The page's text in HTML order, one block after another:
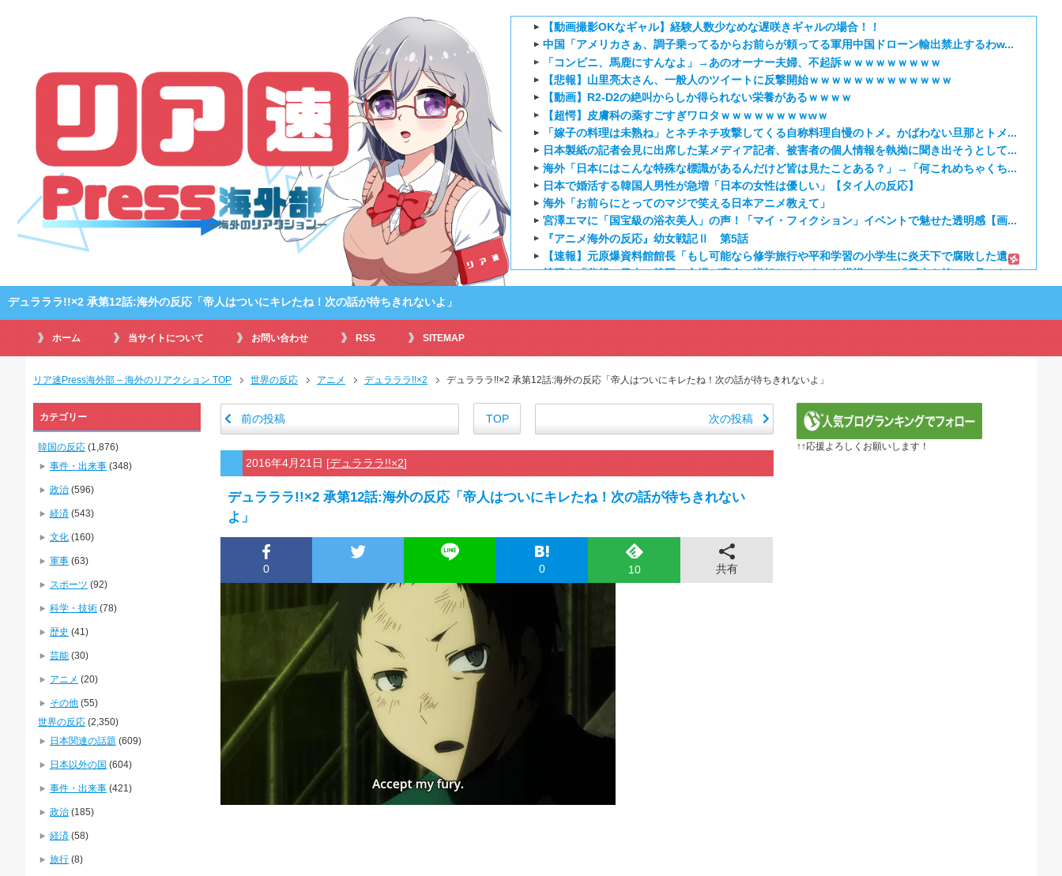
【動画撮影OKなギャル】経験人数少なめな遅咲きギャルの場合！！
中国「アメリカさぁ、調子乗ってるからお前らが頼ってる軍用中国ドローン輸出禁止するわw...
「コンビニ、馬鹿にすんなよ」→あのオーナー夫婦、不起訴ｗｗｗｗｗｗｗｗｗ
【悲報】山里亮太さん、一般人のツイートに反撃開始ｗｗｗｗｗｗｗｗｗｗｗｗｗ
【動画】R2-D2の絶叫からしか得られない栄養があるｗｗｗｗ
【超愕】皮膚科の薬すごすぎワロタｗｗｗｗｗｗｗｗwｗ
「嫁子の料理は未熟ね」とネチネチ攻撃してくる自称料理自慢のトメ。かばわない旦那とトメ...
日本製紙の記者会見に出席した某メディア記者、被害者の個人情報を執拗に聞き出そうとして...
海外「日本にはこんな特殊な標識があるんだけど皆は見たことある？」→「何これめちゃくち...
日本で婚活する韓国人男性が急増「日本の女性は優しい」【タイ人の反応】
海外「お前らにとってのマジで笑える日本アニメ教えて」
宮澤エマに「国宝級の浴衣美人」の声！「マイ・フィクション」イベントで魅せた透明感【画...
『アニメ海外の反応』幼女戦記Ⅱ 第5話
【速報】元原爆資料館館長「もし可能なら修学旅行や平和学習の小学生に炎天下で腐敗した遺...
韓国人「悲報：日本と韓国の立場が完全に逆転してしまった模様…」→「日本を笑って見てた...
海外の反応【HUNTER×HUNTER】第416話感想「おいおい、文字が少なくてスッ...
『アニメ海外の反応』無職転生Ⅲ ～異世界行ったら本気だす～（3期） 第6話
海外の反応アニメ【BLEACH 千年血戦篇-禍進譚-】第42話感想「この言葉を聞ける...
海外「今期のダークホース」2026年夏アニメ海外人気ランキング（4週目）
外国人「ジャンプ公式から謎の動画がまもなく公開される模様」→「まさか本当にくるのか？...
155cm55kgの女性の食事より243cm120kgのダチョウの食事の方がヘルシー...
舌を絡ませて、唾液交換して── ちゅっちゅしながらの濃厚エッ画像♪
舌を絡ませて、唾液交換して── ちゅっちゅしながらの濃厚エッ画像♪
海外「日本よ、お前がナンバーワンだ」 熊本地震直後の日本の対応のスピードに世界が衝撃
正直ザ・ビートルズって過大評価されすぎじゃねないか？
ハードオフに売っていた4万4000円のフィギュアがヤバすぎるｗｗｗｗｗｗ「こんな高い...
【閲覧注意】俺が近くにいると機械が壊れるんだけどさ
デュラララ!!×2 承第12話:海外の反応「帝人はついにキレたね！次の話が待ちきれないよ」
ホーム 当サイトについて お問い合わせ RSS SITEMAP
リア速Press海外部 – 海外のリアクション TOP 世界の反応 アニメ デュラララ!!×2 デュラララ!!×2 承第12話:海外の反応「帝人はついにキレたね！次の話が待ちきれないよ」
前の投稿 TOP 次の投稿
2016年4月21日 [デュラララ!!×2]
デュラララ!!×2 承第12話:海外の反応「帝人はついにキレたね！次の話が待ちきれない
よ」
0 0 10 共有
カテゴリー
韓国の反応 (1,876)
事件・出来事 (348)
政治 (596)
経済 (543)
文化 (160)
軍事 (63)
スポーツ (92)
科学・技術 (78)
歴史 (41)
芸能 (30)
アニメ (20)
その他 (55)
世界の反応 (2,350)
日本関連の話題 (609)
日本以外の国 (604)
事件・出来事 (421)
政治 (185)
経済 (58)
旅行 (8)
↑↑応援よろしくお願いします！